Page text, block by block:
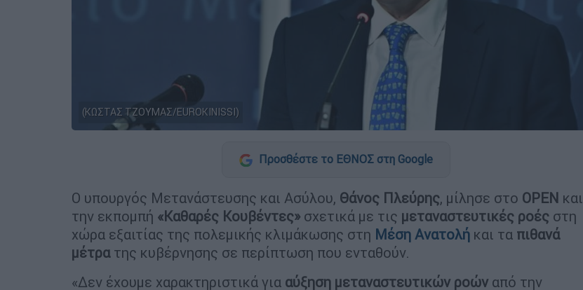
(ΚΩΣΤΑΣ ΤΖΟΥΜΑΣ/EUROKINISSI)
Προσθέστε το ΕΘΝΟΣ στη Google
Ο υπουργός Μετανάστευσης και Ασύλου, Θάνος Πλεύρης, μίλησε στο OPEN και
την εκπομπή «Καθαρές Κουβέντες» σχετικά με τις μεταναστευτικές ροές στη
χώρα εξαιτίας της πολεμικής κλιμάκωσης στη Μέση Ανατολή και τα πιθανά
μέτρατης κυβέρνησης σε περίπτωση που ενταθούν.
«Δεν έχουμε χαρακτηριστικά για αύξηση μεταναστευτικών ροών από την